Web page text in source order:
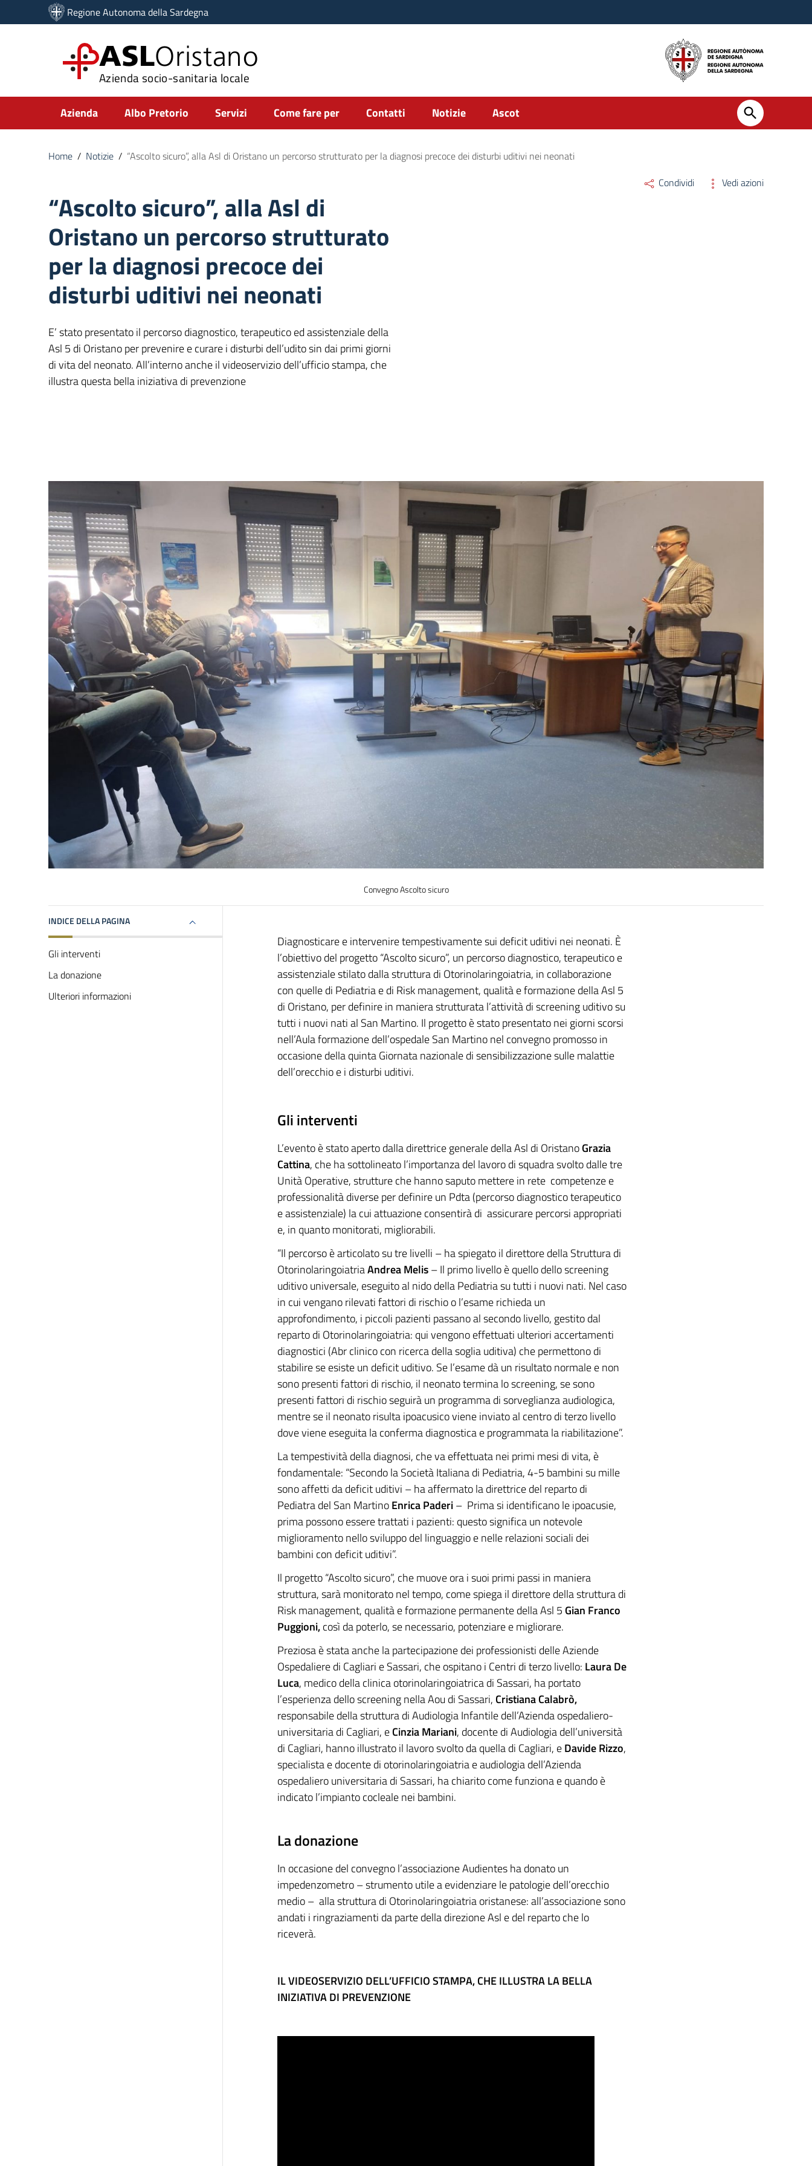
Vai ai contenuti
Vai al menu di navigazione
Regione Autonoma della Sardegna
ASLOristano
Azienda socio-sanitaria locale
Submenu
Azienda Albo Pretorio Servizi Come fare per Contatti Notizie Ascot
Home / Notizie / “Ascolto sicuro”, alla Asl di Oristano un percorso strutturato per la diagnosi precoce dei disturbi uditivi nei neonati
“Ascolto sicuro”, alla Asl di
Oristano un percorso strutturato
per la diagnosi precoce dei
disturbi uditivi nei neonati
E’ stato presentato il percorso diagnostico, terapeutico ed assistenziale della
Asl 5 di Oristano per prevenire e curare i disturbi dell’udito sin dai primi giorni
di vita del neonato. All’interno anche il videoservizio dell’ufficio stampa, che
illustra questa bella iniziativa di prevenzione
Condividi Vedi azioni
Convegno Ascolto sicuro
INDICE DELLA PAGINA
Gli interventi
La donazione
Ulteriori informazioni
Diagnosticare e intervenire tempestivamente sui deficit uditivi nei neonati. È
l’obiettivo del progetto “Ascolto sicuro”, un percorso diagnostico, terapeutico e
assistenziale stilato dalla struttura di Otorinolaringoiatria, in collaborazione
con quelle di Pediatria e di Risk management, qualità e formazione della Asl 5
di Oristano, per definire in maniera strutturata l’attività di screening uditivo su
tutti i nuovi nati al San Martino. Il progetto è stato presentato nei giorni scorsi
nell’Aula formazione dell’ospedale San Martino nel convegno promosso in
occasione della quinta Giornata nazionale di sensibilizzazione sulle malattie
dell’orecchio e i disturbi uditivi.
Gli interventi
L’evento è stato aperto dalla direttrice generale della Asl di OristanoGrazia
Cattina, che ha sottolineato l’importanza del lavoro di squadra svolto dalle tre
Unità Operative, strutture che hanno saputo mettere in rete competenze e
professionalità diverse per definire un Pdta (percorso diagnostico terapeutico
e assistenziale) la cui attuazione consentirà di assicurare percorsi appropriati
e, in quanto monitorati, migliorabili.
“Il percorso è articolato su tre livelli – ha spiegato il direttore della Struttura di
OtorinolaringoiatriaAndrea Melis– Il primo livello è quello dello screening
uditivo universale, eseguito al nido della Pediatria su tutti i nuovi nati. Nel caso
in cui vengano rilevati fattori di rischio o l’esame richieda un
approfondimento, i piccoli pazienti passano al secondo livello, gestito dal
reparto di Otorinolaringoiatria: qui vengono effettuati ulteriori accertamenti
diagnostici (Abr clinico con ricerca della soglia uditiva) che permettono di
stabilire se esiste un deficit uditivo. Se l’esame dà un risultato normale e non
sono presenti fattori di rischio, il neonato termina lo screening, se sono
presenti fattori di rischio seguirà un programma di sorveglianza audiologica,
mentre se il neonato risulta ipoacusico viene inviato al centro di terzo livello
dove viene eseguita la conferma diagnostica e programmata la riabilitazione”.
La tempestività della diagnosi, che va effettuata nei primi mesi di vita, è
fondamentale: “Secondo la Società Italiana di Pediatria, 4-5 bambini su mille
sono affetti da deficit uditivi – ha affermato la direttrice del reparto di
Pediatra del San MartinoEnrica Paderi– Prima si identificano le ipoacusie,
prima possono essere trattati i pazienti: questo significa un notevole
miglioramento nello sviluppo del linguaggio e nelle relazioni sociali dei
bambini con deficit uditivi”.
Il progetto “Ascolto sicuro”, che muove ora i suoi primi passi in maniera
struttura, sarà monitorato nel tempo, come spiega il direttore della struttura di
Risk management, qualità e formazione permanente della Asl 5 Gian Franco
Puggioni,così da poterlo, se necessario, potenziare e migliorare.
Preziosa è stata anche la partecipazione dei professionisti delle Aziende
Ospedaliere di Cagliari e Sassari, che ospitano i Centri di terzo livello: Laura De
Luca, medico della clinica otorinolaringoiatrica di Sassari, ha portato
l’esperienza dello screening nella Aou di Sassari, Cristiana Calabrò,
responsabile della struttura di Audiologia Infantile dell’Azienda ospedaliero-
universitaria di Cagliari, eCinzia Mariani, docente di Audiologia dell’università
di Cagliari, hanno illustrato il lavoro svolto da quella di Cagliari, eDavide Rizzo,
specialista e docente di otorinolaringoiatria e audiologia dell’Azienda
ospedaliero universitaria di Sassari, ha chiarito come funziona e quando è
indicato l’impianto cocleale nei bambini.
La donazione
In occasione del convegno l’associazione Audientes ha donato un
impedenzometro – strumento utile a evidenziare le patologie dell’orecchio
medio – alla struttura di Otorinolaringoiatria oristanese: all’associazione sono
andati i ringraziamenti da parte della direzione Asl e del reparto che lo
riceverà.
IL VIDEOSERVIZIO DELL’UFFICIO STAMPA, CHE ILLUSTRA LA BELLA
INIZIATIVA DI PREVENZIONE